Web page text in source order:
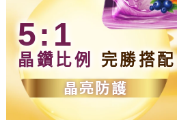
5:1
晶鑽比例 完勝搭配
晶亮防護